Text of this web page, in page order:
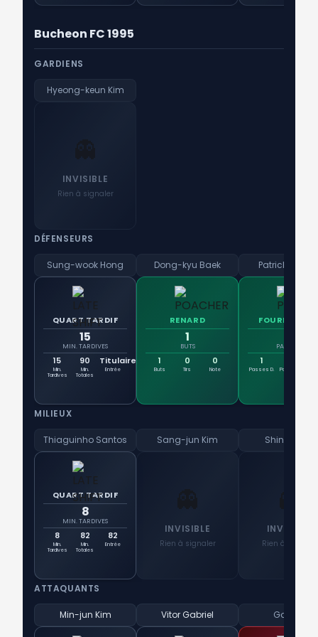
Bucheon FC 1995
GARDIENS
Hyeong-keun Kim
INVISIBLE
Rien à signaler
DÉFENSEURS
Sung-wook Hong
QUART TARDIF
15
MIN. TARDIVES
15
Min.
Tardives
90
Min.
Totales
Titulaire
Entrée
Dong-kyu Baek
RENARD
1
BUTS
1
Buts
0
Tirs
0
Note
Patrick
PASSES D.
1
Passes D.
Passes
MILIEUX
Thiaguinho Santos
QUART TARDIF
8
MIN. TARDIVES
8
Min.
Tardives
82
Min.
Totales
82
Entrée
Sang-jun Kim
INVISIBLE
Rien à signaler
Shin Seong
INVISIBLE
Rien à signaler
ATTAQUANTS
Min-jun Kim Vitor Gabriel Galego